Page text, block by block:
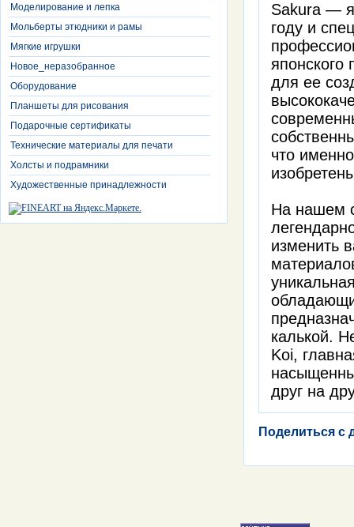
Моделирование и лепка
Мольберты этюдники и рамы
Мягкие игрушки
Новое_неразобранное
Оборудование
Планшеты для рисования
Подарочные сертификаты
Технические материалы для печати
Холсты и подрамники
Художественные принадлежности
Sakura —
году и
японского
для ее
что
На нашем
изменить
калькой.
Koi,
друг на
Поделиться с